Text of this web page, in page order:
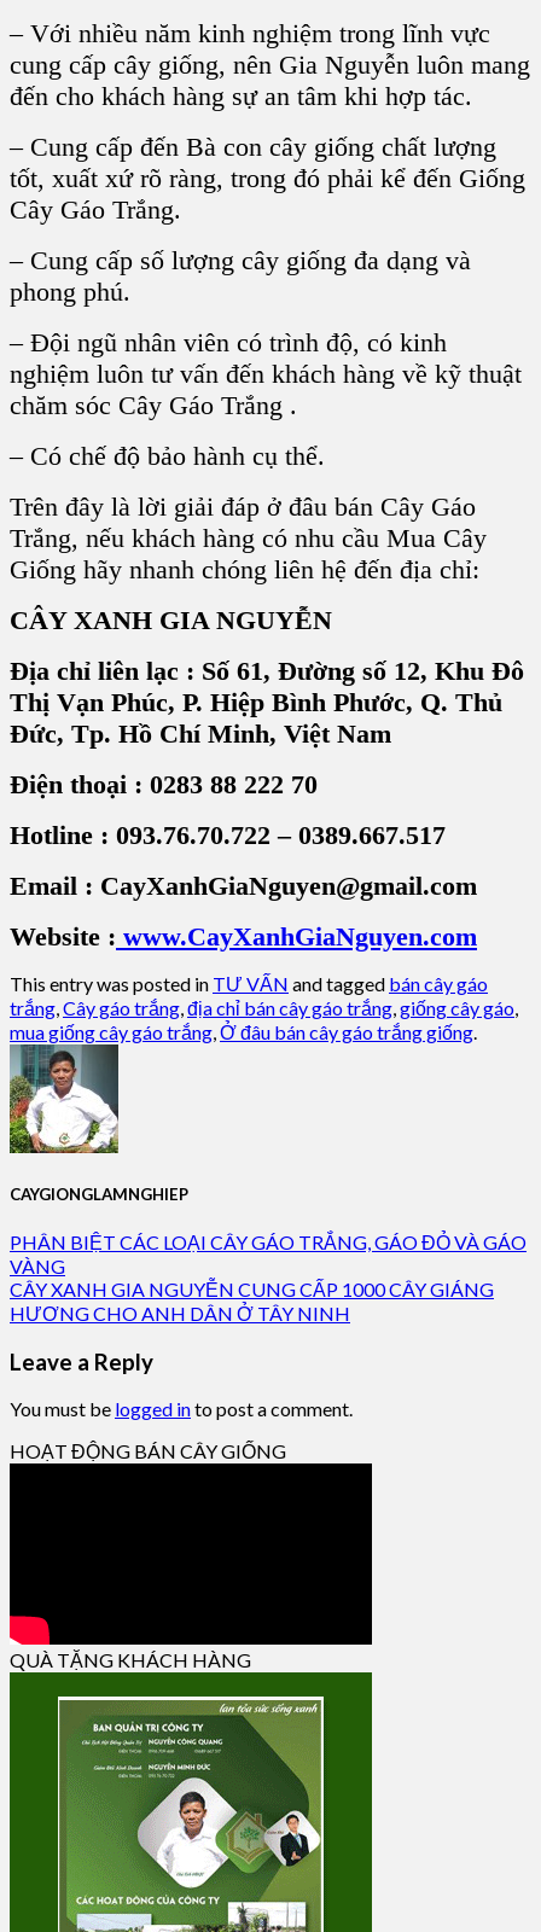
– Với nhiều năm kinh nghiệm trong lĩnh vực
cung cấp cây giống, nên Gia Nguyễn luôn mang
đến cho khách hàng sự an tâm khi hợp tác.
– Cung cấp đến Bà con cây giống chất lượng
tốt, xuất xứ rõ ràng, trong đó phải kể đến Giống
Cây Gáo Trắng.
– Cung cấp số lượng cây giống đa dạng và
phong phú.
– Đội ngũ nhân viên có trình độ, có kinh
nghiệm luôn tư vấn đến khách hàng về kỹ thuật
chăm sóc Cây Gáo Trắng .
– Có chế độ bảo hành cụ thể.
Trên đây là lời giải đáp ở đâu bán Cây Gáo
Trắng, nếu khách hàng có nhu cầu Mua Cây
Giống hãy nhanh chóng liên hệ đến địa chỉ:
CÂY XANH GIA NGUYỄN
Địa chỉ liên lạc : Số 61, Đường số 12, Khu Đô
Thị Vạn Phúc, P. Hiệp Bình Phước, Q. Thủ
Đức, Tp. Hồ Chí Minh, Việt Nam
Điện thoại : 0283 88 222 70
Hotline : 093.76.70.722 – 0389.667.517
Email : CayXanhGiaNguyen@gmail.com
Website : www.CayXanhGiaNguyen.com
This entry was posted in TƯ VẤN and tagged bán cây gáo
trắng,Cây gáo trắng,địa chỉ bán cây gáo trắng,giống cây gáo,
mua giống cây gáo trắng,Ở đâu bán cây gáo trắng giống.
CAYGIONGLAMNGHIEP
PHÂN BIỆT CÁC LOẠI CÂY GÁO TRẮNG, GÁO ĐỎ VÀ GÁO
VÀNG
CÂY XANH GIA NGUYỄN CUNG CẤP 1000 CÂY GIÁNG
HƯƠNG CHO ANH DÂN Ở TÂY NINH
Leave a Reply
You must be logged into post a comment.
HOẠT ĐỘNG BÁN CÂY GIỐNG
QUÀ TẶNG KHÁCH HÀNG